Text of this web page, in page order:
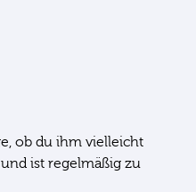
ob du ihm vielleicht
ist regelmäßig zu